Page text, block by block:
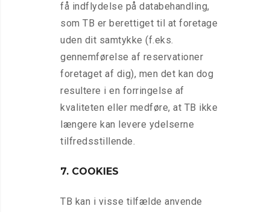
få indflydelse på databehandling,
som TB er berettiget til at foretage
uden dit samtykke (f.eks.
gennemførelse af reservationer
foretaget af dig), men det kan dog
resultere i en forringelse af
kvaliteten eller medføre, at TB ikke
længere kan levere ydelserne
tilfredsstillende.
7. COOKIES
TB kan i visse tilfælde anvende